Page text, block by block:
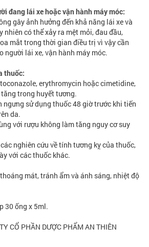
đang lái xe hoặc vận hành máy móc:
gây ảnh hưởng đến khả năng lái xe và
nhiên có thể xảy ra mệt mỏi, đau đầu,
mắt trong thời gian điều trị vì vậy cần
người lái xe, vận hành máy móc.
thuốc:
erythromycin hoặc cimetidine,
trong huyết tương.
ngưng sử dụng thuốc 48 giờ trước khi tiến
da.
với rượu không làm tăng nguy cơ suy
nghiên cứu về tính tương kỵ của thuốc,
với các thuốc khác.
mát, tránh ẩm và ánh sáng, nhiệt độ
30 ống x 5ml.
CỔ PHẦN DƯỢC PHẨM AN THIÊN